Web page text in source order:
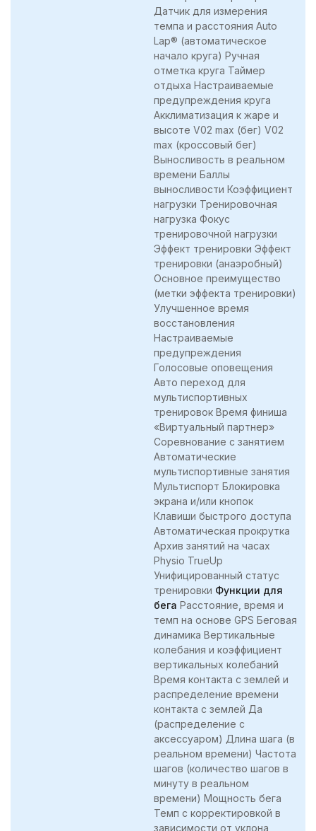
Датчик для измерения
темпа и расстояния Auto
Lap® (автоматическое
начало круга) Ручная
отметка круга Таймер
отдыха Настраиваемые
предупреждения круга
Акклиматизация к жаре и
высоте V02 max (бег) V02
max (кроссовый бег)
Выносливость в реальном
времени Баллы
выносливости Коэффициент
нагрузки Тренировочная
нагрузка Фокус
тренировочной нагрузки
Эффект тренировки Эффект
тренировки (анаэробный)
Основное преимущество
(метки эффекта тренировки)
Улучшенное время
восстановления
Настраиваемые
предупреждения
Голосовые оповещения
Авто переход для
мультиспортивных
тренировок Время финиша
«Виртуальный партнер»
Соревнование с занятием
Автоматические
мультиспортивные занятия
Мультиспорт Блокировка
экрана и/или кнопок
Клавиши быстрого доступа
Автоматическая прокрутка
Архив занятий на часах
Physio TrueUp
Унифицированный статус
тренировки Функции для
бега Расстояние, время и
темп на основе GPS Беговая
динамика Вертикальные
колебания и коэффициент
вертикальных колебаний
Время контакта с землей и
распределение времени
контакта с землей Да
(распределение с
аксессуаром) Длина шага (в
реальном времени) Частота
шагов (количество шагов в
минуту в реальном
времени) Мощность бега
Темп с корректировкой в
зависимости от уклона